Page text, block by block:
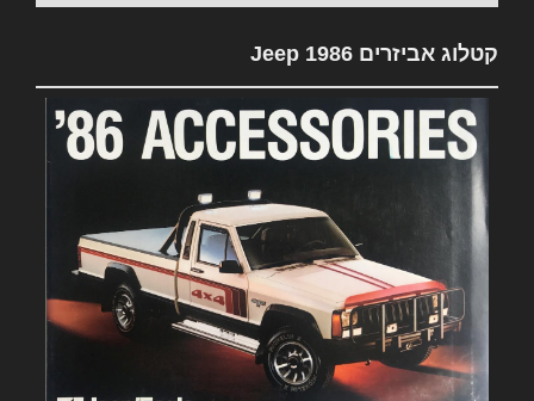
קטלוג אביזרים Jeep 1986